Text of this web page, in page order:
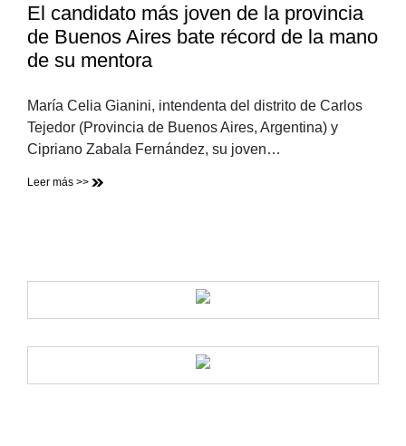
El candidato más joven de la provincia
de Buenos Aires bate récord de la mano
de su mentora
María Celia Gianini, intendenta del distrito de Carlos
Tejedor (Provincia de Buenos Aires, Argentina) y
Cipriano Zabala Fernández, su joven…
Leer más >>